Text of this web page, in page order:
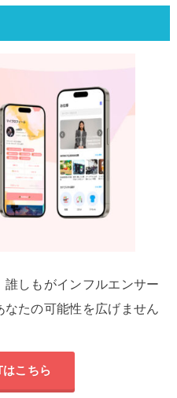
しもがインフルエンサー
たの可能性を広げません
はこちら